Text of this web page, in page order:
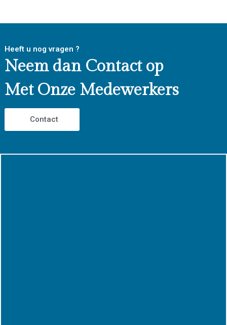
Heeft u nog vragen ?
Neem dan Contact op
Met Onze Medewerkers
Contact